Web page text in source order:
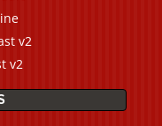
v2
v2